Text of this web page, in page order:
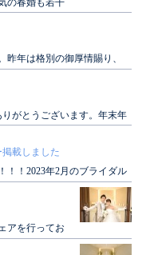
ライダルフ
年は格別の御厚情賜り、
素敵なひ..
がとうございます。年末年
案..
載しました
！！2023年2月のブライダル
アを行ってお
たい」「ご